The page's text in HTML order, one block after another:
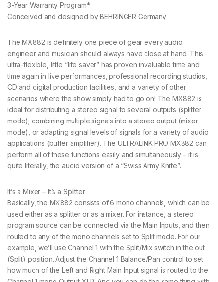
3-Year Warranty Program*
Conceived and designed by BEHRINGER Germany
The MX882 is definitely one piece of gear every audio
engineer and musician should always have close at hand. This
ultra-flexible, little “life saver” has proven invaluable time and
time again in live performances, professional recording studios,
CD and digital production facilities, and a variety of other
scenarios where the show simply had to go on! The MX882 is
ideal for distributing a stereo signal to several outputs (splitter
mode); combining multiple signals into a stereo output (mixer
mode), or adapting signal levels of signals for a variety of audio
applications (buffer amplifier). The ULTRALINK PRO MX882 can
perform all of these functions easily and simultaneously – it is
quite literally, the audio version of a “Swiss Army Knife”.
It’s a Mixer – It’s a Splitter
Basically, the MX882 consists of 6 mono channels, which can be
used either as a splitter or as a mixer. For instance, a stereo
program source can be connected via the Main Inputs, and then
routed to any of the mono channels set to Split mode. For our
example, we’ll use Channel 1 with the Split/Mix switch in the out
(Split) position. Adjust the Channel 1 Balance/Pan control to set
how much of the Left and Right Main Input signal is routed to the